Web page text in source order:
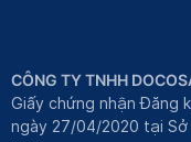
CÔNG TY TNHH
Giấy chứng nhận Đăng
ngày 27/04/2020 tại Sở